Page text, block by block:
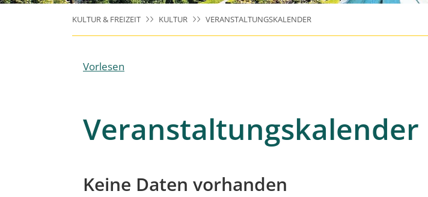
KULTUR & FREIZEIT KULTUR VERANSTALTUNGSKALENDER
Vorlesen
Veranstaltungskalender
Keine Daten vorhanden